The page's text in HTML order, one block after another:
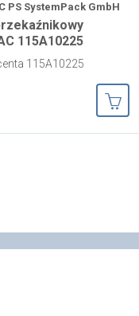
PS SystemPack GmbH
115A10225
115A10225